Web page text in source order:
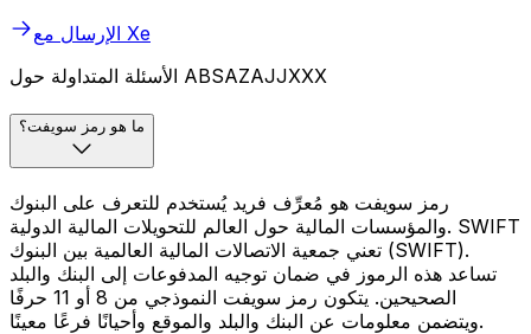
الإرسال مع Xe
الأسئلة المتداولة حول ABSAZAJJXXX
ما هو رمز سويفت؟
رمز سويفت هو مُعرِّف فريد يُستخدم للتعرف على البنوك
والمؤسسات المالية حول العالم للتحويلات المالية الدولية. SWIFT
تعني جمعية الاتصالات المالية العالمية بين البنوك (SWIFT).
تساعد هذه الرموز في ضمان توجيه المدفوعات إلى البنك والبلد
الصحيحين. يتكون رمز سويفت النموذجي من 8 أو 11 حرفًا
ويتضمن معلومات عن البنك والبلد والموقع وأحيانًا فرعًا معينًا.